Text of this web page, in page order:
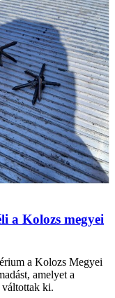
a Kolozs megyei
a Kolozs Megyei
amelyet a
váltottak ki.